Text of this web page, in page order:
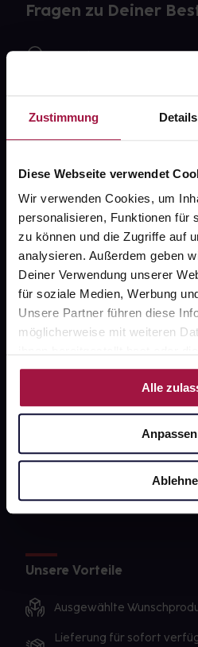
Zustimmung Details
Diese Webseite verwendet
Wir verwenden Cookies, um
personalisieren, Funktionen für
zu können und die Zugriffe auf
analysieren. Außerdem geben
Deiner Verwendung unserer
für soziale Medien, Werbung
Unsere Partner führen diese
möglicherweise mit weiteren
Nutzung der Dienste
Alle
Anpassen
Fragen zu Deiner
Kontakt
gesund.de
Über uns
Karriere
Newsletter
Barrierefreiheitserklärung
PAYBACK
Sanitätshäuser
Unsere Vorteile
Ausgewählte
Lieferung für sofort